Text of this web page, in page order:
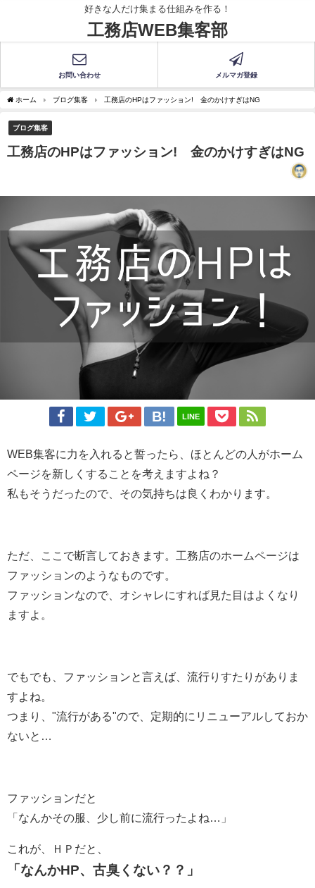
好きな人だけ集まる仕組みを作る！
工務店WEB集客部
お問い合わせ メルマガ登録
ホーム ブログ集客 工務店のHPはファッション! 金のかけすぎはNG
ブログ集客
工務店のHPはファッション! 金のかけすぎはNG
LINE
WEB集客に力を入れると誓ったら、ほとんどの人がホーム
ページを新しくすることを考えますよね？
私もそうだったので、その気持ちは良くわかります。
ただ、ここで断言しておきます。工務店のホームページは
ファッションのようなものです。
ファッションなので、オシャレにすれば見た目はよくなり
ますよ。
でもでも、ファッションと言えば、流行りすたりがありま
すよね。
つまり、"流行がある"ので、定期的にリニューアルしておか
ないと…
ファッションだと
「なんかその服、少し前に流行ったよね…」
これが、ＨＰだと、
「なんかHP、古臭くない？？」